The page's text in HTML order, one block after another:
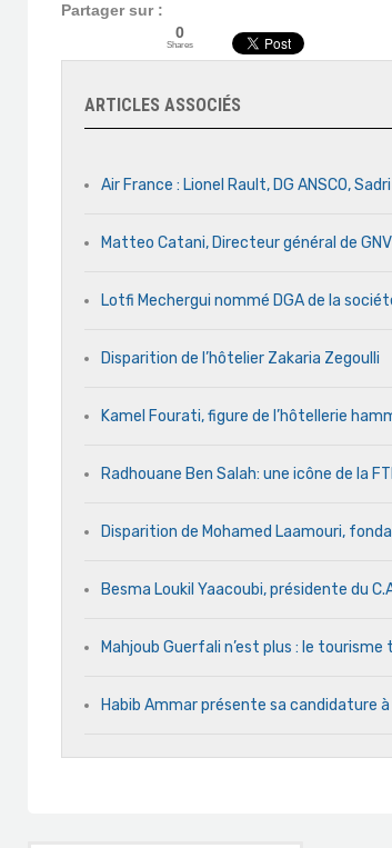
Partager sur :
0
Shares
ARTICLES ASSOCIÉS
Air France : Lionel Rault, DG ANSCO,
Matteo Catani, Directeur général de
Lotfi Mechergui nommé DGA de la
Disparition de l’hôtelier Zakaria Zegoulli
Kamel Fourati, figure de l’hôtellerie
Radhouane Ben Salah: une icône de la
Disparition de Mohamed Laamouri,
Besma Loukil Yaacoubi, présidente du
Mahjoub Guerfali n’est plus : le
Habib Ammar présente sa candidature à